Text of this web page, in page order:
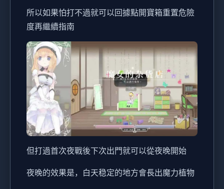
所以如果怕打不過就可以回據點開寶箱重置危險
度再繼續指南
但打過首次夜戰後下次出門就可以從夜晚開始
夜晚的效果是，白天稳定的地方會長出魔力植物